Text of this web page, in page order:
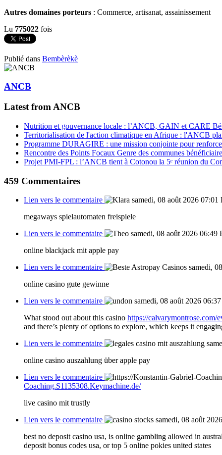
Autres domaines porteurs : Commerce, artisanat, assainissement
Lu 775022 fois
Publié dans Bembèrèkè
ANCB
Latest from ANCB
Nutrition et gouvernance locale : l’ANCB, GAIN et CARE
Territorialisation de l'action climatique en Afrique : l'ANCB
Programme DURAGIRE : une mission conjointe pour
Rencontre des Points Focaux Genre des communes
Projet PMI-FPL : l’ANCB tient à Cotonou la 5ᵉ réunion du
459 Commentaires
Lien vers le commentaire samedi, 08 août 2026 07:01
megaways spielautomaten freispiele
Lien vers le commentaire
samedi, 08 août 2026 06:49
online blackjack mit apple pay
Lien vers le commentaire
samedi,
online casino gute gewinne
Lien vers le commentaire
samedi, 08 août 2026 06:37
What stood out about this casino https://calvarymontrose.com/
and there’s plenty of options to explore, which keeps it
Lien vers le commentaire
online casino auszahlung über apple pay
Lien vers le commentaire
Coaching.S1135308.Keymachine.de/
live casino mit trustly
Lien vers le commentaire
samedi, 08 août
best no deposit casino usa, is online gambling allowed in
deposit bonus codes usa, or top 5 online pokies united states